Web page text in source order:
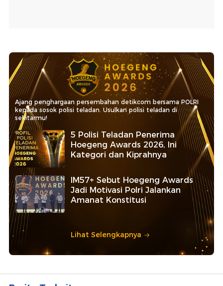
Ajang penghargaan persembahan detikcom bersama POLRI
kepada sosok polisi teladan. Usulkan polisi teladan di
sekitarmu!
5 Polisi Teladan Penerima
Hoegeng Awards 2026, Ini
Kategori dan Kiprahnya
IM57+ Sebut Hoegeng Awards
Jadi Motivasi Polri Jalankan
Amanat Konstitusi
Lihat Selengkapnya